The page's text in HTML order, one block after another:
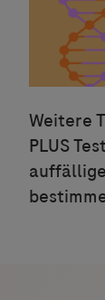
Weitere
PLUS